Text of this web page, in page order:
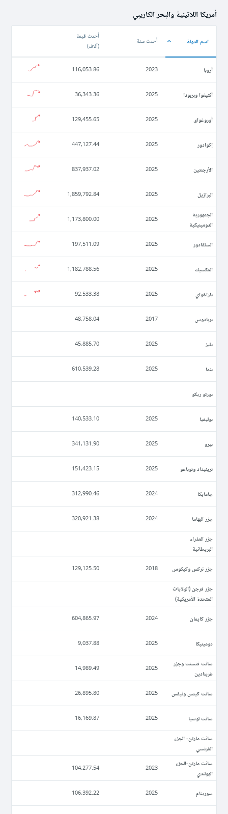
أمريكا اللاتينية والبحر الكاريبي
اسم الدولة أحدث سنة
أحدث قيمة
(آلاف)
أروبا 2023
116,053.86
أنتيغوا وبربودا 2025
36,343.36
أوروغواي 2025
129,455.65
إكوادور 2025
447,127.44
الأرجنتين 2025
837,937.02
البرازيل 2025
1,859,792.84
الجمهورية
الدومينيكية
2025
1,173,800.00
السلفادور 2025
197,511.09
المكسيك 2025
1,182,788.56
باراغواي 2025
92,533.38
بربادوس 2017
48,758.04
بليز 2025
45,885.70
بنما 2025
610,539.28
بورتو ريكو
بوليفيا 2025
140,533.10
بيرو 2025
341,131.90
ترينيداد وتوباغو 2025
151,423.15
جامايكا 2024
312,990.46
جزر البهاما 2024
320,921.38
جزر العذراء
البريطانية
جزر تركس وكيكوس 2018
129,125.50
جزر فرجن (الولايات
المتحدة الأمريكية)
جزر كايمان 2024
604,865.97
دومينيكا 2025
9,037.88
سانت فنسنت وجزر
غرينادين
2025
14,989.49
سانت كيتس ونيفس 2025
26,895.80
سانت لوسيا 2025
16,169.87
سانت مارتن- الجزء
الفرنسي
سانت مارتن-الجزء
الهولندي
2023
104,277.54
سورينام 2025
106,392.22